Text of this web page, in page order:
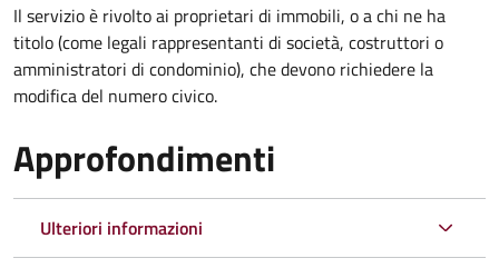
Il servizio è rivolto ai proprietari di immobili, o a chi ne ha
titolo (come legali rappresentanti di società, costruttori o
amministratori di condominio), che devono richiedere la
modifica del numero civico.
Approfondimenti
Ulteriori informazioni